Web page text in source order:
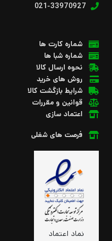
021-33970927
شماره کارت ها
شماره شبا ها
نحوه ارسال کالا
روش های خرید
شرایط بازگشت کالا
قوانین و مقررات
اعتماد سازی
فرصت های شغلی
نماد اعتماد